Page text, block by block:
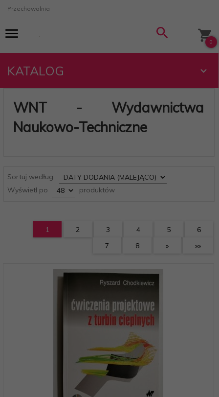
Przechowalnia
0
KATALOG
WNT - Wydawnictwa
Naukowo-Techniczne
Sortuj według:
sort
Wyświetl po
pop produktów
1 2 3 4 5
6
7
8 » »»